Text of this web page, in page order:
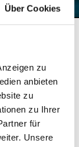
Über Cookies
zu
anbieten
zu
zu Ihrer
für
Unsere
Tech-